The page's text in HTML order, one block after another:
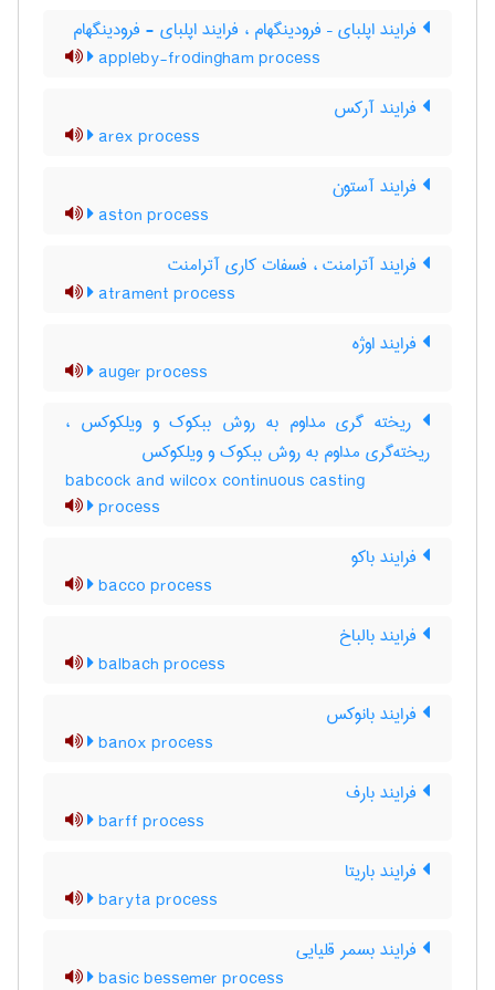
فرایند اپلبای – فرودینگهام ، فرایند اپلبای - فرودینگهام
appleby-frodingham process
فرایند آرکس
arex process
فرایند آستون
aston process
فرایند آترامنت ، فسفات کاری آترامنت
atrament process
فرایند اوژه
auger process
ریخته گری مداوم به روش ببکوک و ویلکوکس ،
ریخته‌گری مداوم به روش ببکوک و ویلکوکس
babcock and wilcox continuous casting
process
فرایند باکو
bacco process
فرایند بالباخ
balbach process
فرایند بانوکس
banox process
فرایند بارف
barff process
فرایند باریتا
baryta process
فرایند بسمر قلیایی
basic bessemer process